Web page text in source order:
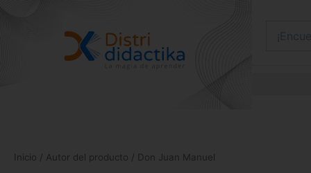
Inicio / Autor del producto / Don Juan Manuel